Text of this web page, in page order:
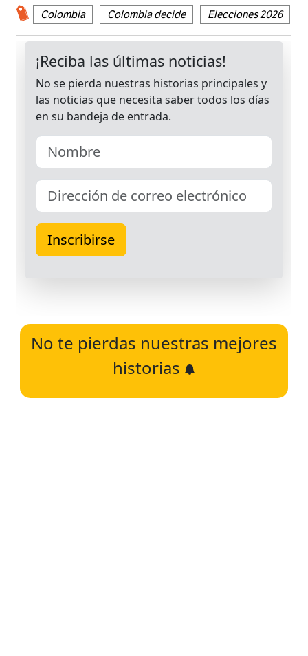
Colombia Colombia decide Elecciones 2026
No te pierdas nuestras mejores
historias